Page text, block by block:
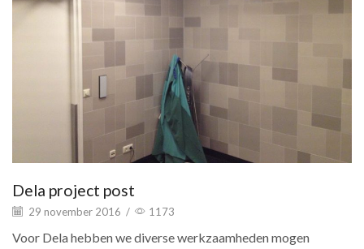
Dela project post
29 november 2016 / 1173
Voor Dela hebben we diverse werkzaamheden mogen